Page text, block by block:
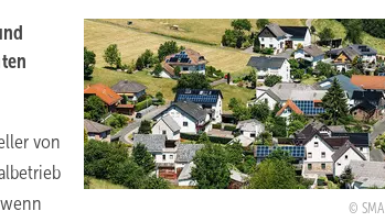
SMA
von